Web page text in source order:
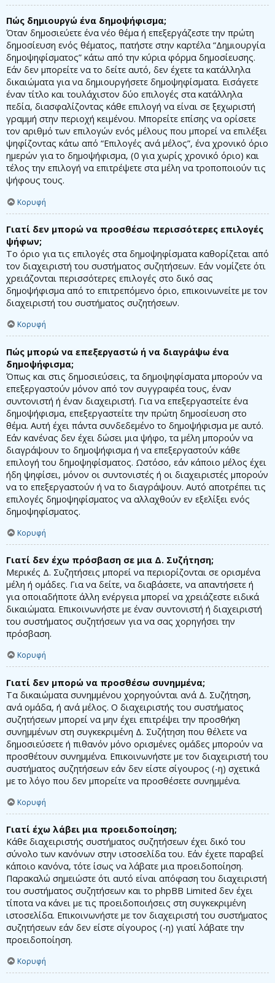
Πώς δημιουργώ ένα δημοψήφισμα;
Όταν δημοσιεύετε ένα νέο θέμα ή επεξεργάζεστε την πρώτη
δημοσίευση ενός θέματος, πατήστε στην καρτέλα “Δημιουργία
δημοψηφίσματος” κάτω από την κύρια φόρμα δημοσίευσης.
Εάν δεν μπορείτε να το δείτε αυτό, δεν έχετε τα κατάλληλα
δικαιώματα για να δημιουργήσετε δημοψηφίσματα. Εισάγετε
έναν τίτλο και τουλάχιστον δύο επιλογές στα κατάλληλα
πεδία, διασφαλίζοντας κάθε επιλογή να είναι σε ξεχωριστή
γραμμή στην περιοχή κειμένου. Μπορείτε επίσης να ορίσετε
τον αριθμό των επιλογών ενός μέλους που μπορεί να επιλέξει
ψηφίζοντας κάτω από “Επιλογές ανά μέλος”, ένα χρονικό όριο
ημερών για το δημοψήφισμα, (0 για χωρίς χρονικό όριο) και
τέλος την επιλογή να επιτρέψετε στα μέλη να τροποποιούν τις
ψήφους τους.
Κορυφή
Γιατί δεν μπορώ να προσθέσω περισσότερες επιλογές
ψήφων;
Το όριο για τις επιλογές στα δημοψηφίσματα καθορίζεται από
τον διαχειριστή του συστήματος συζητήσεων. Εάν νομίζετε ότι
χρειάζονται περισσότερες επιλογές στο δικό σας
δημοψήφισμα από το επιτρεπόμενο όριο, επικοινωνείτε με τον
διαχειριστή του συστήματος συζητήσεων.
Κορυφή
Πώς μπορώ να επεξεργαστώ ή να διαγράψω ένα
δημοψήφισμα;
Όπως και στις δημοσιεύσεις, τα δημοψηφίσματα μπορούν να
επεξεργαστούν μόνον από τον συγγραφέα τους, έναν
συντονιστή ή έναν διαχειριστή. Για να επεξεργαστείτε ένα
δημοψήφισμα, επεξεργαστείτε την πρώτη δημοσίευση στο
θέμα. Αυτή έχει πάντα συνδεδεμένο το δημοψήφισμα με αυτό.
Εάν κανένας δεν έχει δώσει μια ψήφο, τα μέλη μπορούν να
διαγράψουν το δημοψήφισμα ή να επεξεργαστούν κάθε
επιλογή του δημοψηφίσματος. Ωστόσο, εάν κάποιο μέλος έχει
ήδη ψηφίσει, μόνον οι συντονιστές ή οι διαχειριστές μπορούν
να το επεξεργαστούν ή να το διαγράψουν. Αυτό αποτρέπει τις
επιλογές δημοψηφίσματος να αλλαχθούν εν εξελίξει ενός
δημοψηφίσματος.
Κορυφή
Γιατί δεν έχω πρόσβαση σε μια Δ. Συζήτηση;
Μερικές Δ. Συζητήσεις μπορεί να περιορίζονται σε ορισμένα
μέλη ή ομάδες. Για να δείτε, να διαβάσετε, να απαντήσετε ή
για οποιαδήποτε άλλη ενέργεια μπορεί να χρειάζεστε ειδικά
δικαιώματα. Επικοινωνήστε με έναν συντονιστή ή διαχειριστή
του συστήματος συζητήσεων για να σας χορηγήσει την
πρόσβαση.
Κορυφή
Γιατί δεν μπορώ να προσθέσω συνημμένα;
Τα δικαιώματα συνημμένου χορηγούνται ανά Δ. Συζήτηση,
ανά ομάδα, ή ανά μέλος. Ο διαχειριστής του συστήματος
συζητήσεων μπορεί να μην έχει επιτρέψει την προσθήκη
συνημμένων στη συγκεκριμένη Δ. Συζήτηση που θέλετε να
δημοσιεύσετε ή πιθανόν μόνο ορισμένες ομάδες μπορούν να
προσθέτουν συνημμένα. Επικοινωνήστε με τον διαχειριστή του
συστήματος συζητήσεων εάν δεν είστε σίγουρος (-η) σχετικά
με το λόγο που δεν μπορείτε να προσθέσετε συνημμένα.
Κορυφή
Γιατί έχω λάβει μια προειδοποίηση;
Κάθε διαχειριστής συστήματος συζητήσεων έχει δικό του
σύνολο των κανόνων στην ιστοσελίδα του. Εάν έχετε παραβεί
κάποιο κανόνα, τότε ίσως να λάβατε μια προειδοποίηση.
Παρακαλώ σημειώστε ότι αυτό είναι απόφαση του διαχειριστή
του συστήματος συζητήσεων και το phpBB Limited δεν έχει
τίποτα να κάνει με τις προειδοποιήσεις στη συγκεκριμένη
ιστοσελίδα. Επικοινωνήστε με τον διαχειριστή του συστήματος
συζητήσεων εάν δεν είστε σίγουρος (-η) γιατί λάβατε την
προειδοποίηση.
Κορυφή